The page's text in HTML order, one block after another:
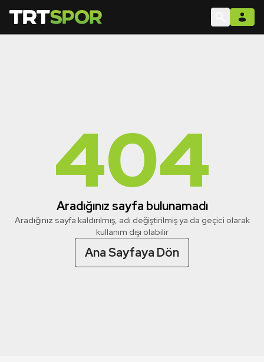
404
Aradığınız sayfa bulunamadı
Aradığınız sayfa kaldırılmış, adı değiştirilmiş ya da geçici olarak
kullanım dışı olabilir
Ana Sayfaya Dön